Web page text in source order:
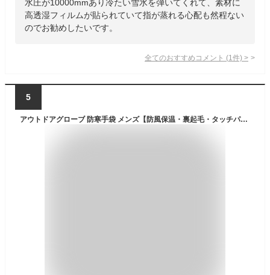
水圧が10000mmあり冷たい雪水を弾いてくれて、素材に
高透湿フィルムが貼られていて指が蒸れる心配も然程ない
のでお勧めしたいです。
全てのおすすめコメント (1 件) >
5
アウトドアグローブ 防寒手袋 メンズ【防風保温・裏起毛・タッチパネル対応・撥水加工 】グローブ 冬 保温 グローブ 自転車グローブ 耐磨耗性 滑り止め 通勤 通学 バイクスポーツ ランニング 釣り 作業 スキー メンズ レディース(ブラック, M)